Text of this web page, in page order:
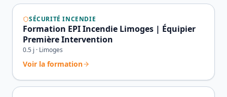
SÉCURITÉ INCENDIE
Formation EPI Incendie Limoges | Équipier
Première Intervention
0.5 j · Limoges
Voir la formation